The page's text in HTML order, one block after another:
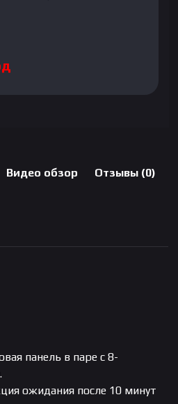
Видео обзор Отзывы (0)
панель в паре с 8-
ожидания после 10 минут